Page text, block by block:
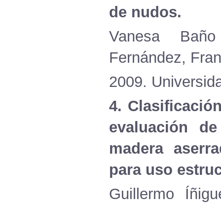
de nudos.
Vanesa
Baño
Fernández,
2009.
4.
evaluación
madera
para uso
Guillermo